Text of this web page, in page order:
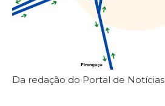
Da redação do Portal de Notícias